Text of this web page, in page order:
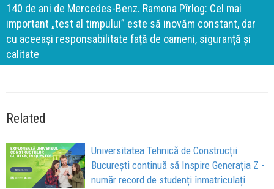
140 de ani de Mercedes-Benz. Ramona Pîrlog: Cel mai
important „test al timpului” este să inovăm constant, dar
cu aceeași responsabilitate față de oameni, siguranță și
calitate
Related
Universitatea Tehnică de Construcții
București continuă să Inspire Generația Z -
număr record de studenți înmatriculați